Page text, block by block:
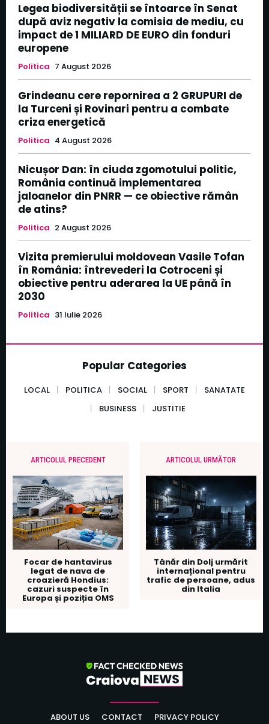
Legea biodiversității se întoarce în Senat
după aviz negativ la comisia de mediu, cu
impact de 1 MILIARD DE EURO din fonduri
europene
Politica 7 August 2026
Grindeanu cere repornirea a 2 GRUPURI de
la Turceni și Rovinari pentru a combate
criza energetică
Politica 4 August 2026
Nicușor Dan: în ciuda zgomotului politic,
România continuă implementarea
jaloanelor din PNRR — ce obiective rămân
de atins?
Politica 2 August 2026
Vizita premierului moldovean Vasile Tofan
în România: întrevederi la Cotroceni și
obiective pentru aderarea la UE până în
2030
Politica 31 Iulie 2026
Popular Categories
LOCAL POLITICA SOCIAL SPORT
SANATATE
BUSINESS
JUSTITIE
ARTICOLUL PRECEDENT
Focar de hantavirus
legat de nava de
croazieră Hondius:
cazuri suspecte în
Europa și poziția OMS
ARTICOLUL URMĂTOR
Tânăr din Dolj urmărit
internațional pentru
trafic de persoane, adus
din Italia
ABOUT US CONTACT PRIVACY POLICY